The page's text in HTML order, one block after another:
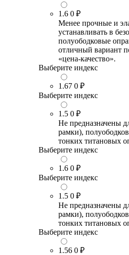
1.6 0 ₽
Менее прочные и
устанавливать в
полуободковые
отличный вариант
«цена-качество».
Выберите индекс
1.67 0 ₽
Выберите индекс
1.5 0 ₽
Не предназначены
рамки),
тонких титановых
Выберите индекс
1.6 0 ₽
Выберите индекс
1.5 0 ₽
Не предназначены
рамки),
тонких титановых
Выберите индекс
1.56 0 ₽